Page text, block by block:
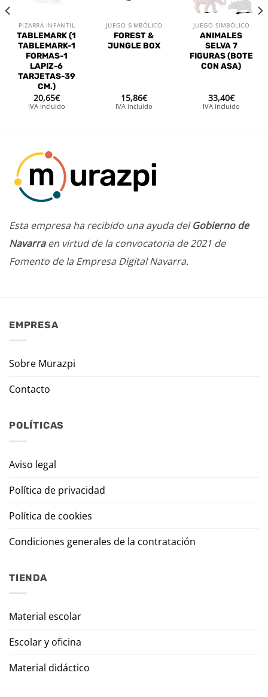
PIZARRA INFANTIL
TABLEMARK (1
TABLEMARK-1
FORMAS-1
LAPIZ-6
TARJETAS-39
CM.)
20,65€
IVA incluido
JUEGO SIMBÓLICO
FOREST &
JUNGLE BOX
15,86€
IVA incluido
JUEGO SIMBÓLICO
ANIMALES
SELVA 7
FIGURAS (BOTE
CON ASA)
33,40€
IVA incluido
Esta empresa ha recibido una ayuda delGobierno de
Navarraen virtud de la convocatoria de 2021 de
Fomento de la Empresa Digital Navarra.
EMPRESA
Sobre Murazpi
Contacto
POLÍTICAS
Aviso legal
Política de privacidad
Política de cookies
Condiciones generales de la contratación
TIENDA
Material escolar
Escolar y oficina
Material didáctico